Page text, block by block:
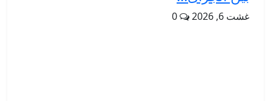
غشت 6, 2026 0